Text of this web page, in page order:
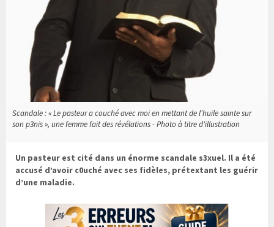
Scandale : « Le pasteur a couché avec moi en mettant de l’huile sainte sur
son p3nis », une femme fait des révélations - Photo à titre d'illustration
Un pasteur est cité dans un énorme scandale s3xuel. Il a été
accusé d’avoir c0uché avec ses fidèles, prétextant les guérir
d’une maladie.